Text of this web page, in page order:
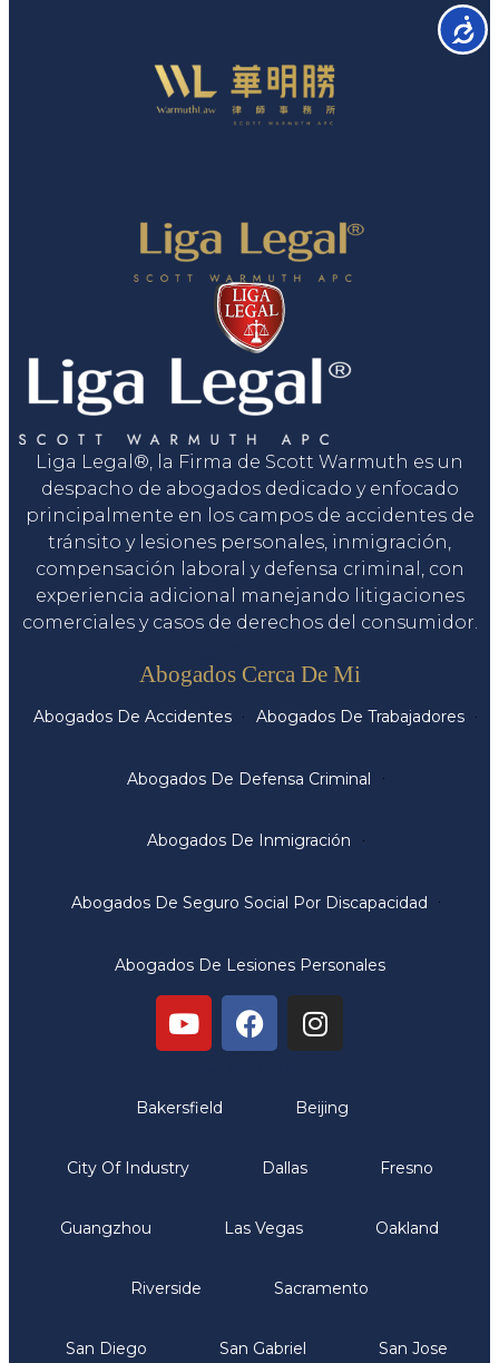
Liga Legal®, la Firma de Scott Warmuth es un
despacho de abogados dedicado y enfocado
principalmente en los campos de accidentes de
tránsito y lesiones personales, inmigración,
compensación laboral y defensa criminal, con
experiencia adicional manejando litigaciones
comerciales y casos de derechos del consumidor.
Abogados Cerca De Mi
Abogados De Accidentes Abogados De Trabajadores
Abogados De Defensa Criminal
Abogados De Inmigración
Abogados De Seguro Social Por Discapacidad
Abogados De Lesiones Personales
Bakersfield Beijing
City Of Industry Dallas Fresno
Guangzhou Las Vegas Oakland
Riverside Sacramento
San Diego San Gabriel San Jose